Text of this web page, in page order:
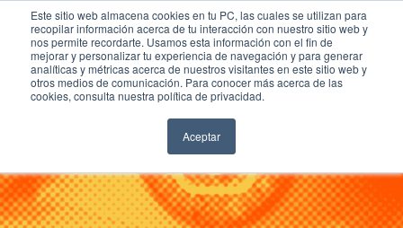
Este sitio web almacena cookies en tu PC, las cuales se utilizan para
recopilar información acerca de tu interacción con nuestro sitio web y
nos permite recordarte. Usamos esta información con el fin de
mejorar y personalizar tu experiencia de navegación y para generar
analíticas y métricas acerca de nuestros visitantes en este sitio web y
otros medios de comunicación. Para conocer más acerca de las
cookies, consulta nuestra política de privacidad.
Aceptar
Inicio
Trabajo
Cultura